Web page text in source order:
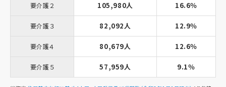
要介護２ 105,980人 16.6％
要介護３ 82,092人 12.9％
要介護４ 80,679人 12.6％
要介護５ 57,959人 9.1％